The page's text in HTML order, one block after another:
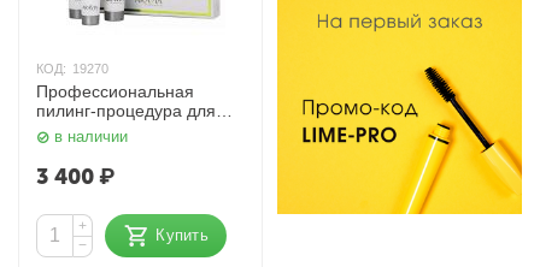
КОД: 19270
Профессиональная
пилинг-процедура для
лица «Микроигольчатый
пилинг» Aravia
в наличии
3 400₽
+
−
Купить